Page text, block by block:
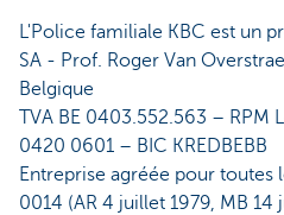
L'Police familiale KBC est un
SA - Prof. Roger Van
Belgique
TVA BE 0403.552.563 – RPM
0420 0601 – BIC KREDBEBB
Entreprise agréée pour toutes
0014 (AR 4 juillet 1979, MB 14